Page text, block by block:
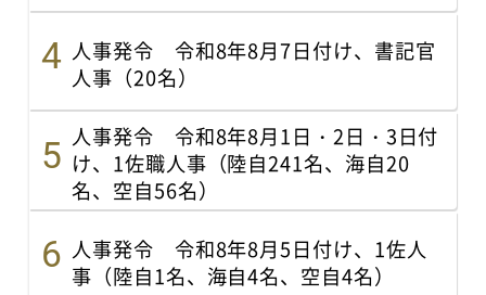
人事発令 令和8年8月7日付け、書記官
人事（20名）
人事発令 令和8年8月1日・2日・3日付
け、1佐職人事（陸自241名、海自20
名、空自56名）
人事発令 令和8年8月5日付け、1佐人
事（陸自1名、海自4名、空自4名）